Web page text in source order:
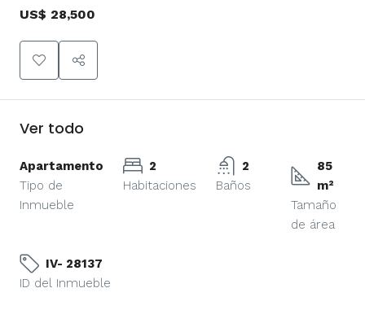
US$ 28,500
Ver todo
Apartamento
Tipo de
Inmueble
2
Habitaciones
2
Baños
85
m²
Tamaño
de área
IV- 28137
ID del Inmueble